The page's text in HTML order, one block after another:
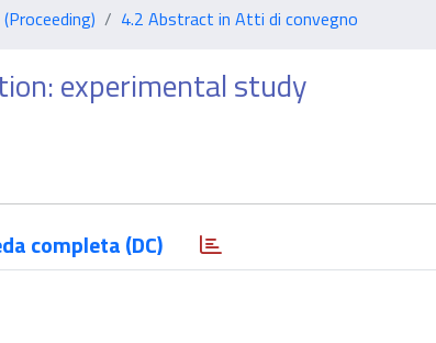
4.2 Abstract in Atti di convegno
experimental study
completa (DC)